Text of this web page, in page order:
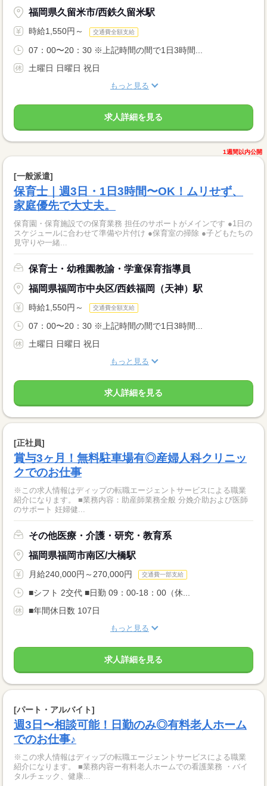
福岡県久留米市/西鉄久留米駅
時給1,550円～ 交通費全額支給
07：00〜20：30 ※上記時間の間で1日3時間...
土曜日 日曜日 祝日
もっと見る
求人詳細を見る
1週間以内公開
[一般派遣]
保育士｜週3日・1日3時間〜OK！ムリせず、
家庭優先で大丈夫。
保育園・保育施設での保育業務 担任のサポートがメインです ●1日の
スケジュールに合わせて準備や片付け ●保育室の掃除 ●子どもたちの
見守りや一緒...
保育士・幼稚園教諭・学童保育指導員
福岡県福岡市中央区/西鉄福岡（天神）駅
時給1,550円～ 交通費全額支給
07：00〜20：30 ※上記時間の間で1日3時間...
土曜日 日曜日 祝日
もっと見る
求人詳細を見る
[正社員]
賞与3ヶ月！無料駐車場有◎産婦人科クリニッ
クでのお仕事
※この求人情報はディップの転職エージェントサービスによる職業
紹介になります。 ■業務内容：助産師業務全般 分娩介助および医師
のサポート 妊婦健...
その他医療・介護・研究・教育系
福岡県福岡市南区/大橋駅
月給240,000円～270,000円 交通費一部支給
■シフト 2交代 ■日勤 09：00-18：00（休...
■年間休日数 107日
もっと見る
求人詳細を見る
[パート・アルバイト]
週3日〜相談可能！日勤のみ◎有料老人ホーム
でのお仕事♪
※この求人情報はディップの転職エージェントサービスによる職業
紹介になります。 ■業務内容ー有料老人ホームでの看護業務 ・バイ
タルチェック、健康...